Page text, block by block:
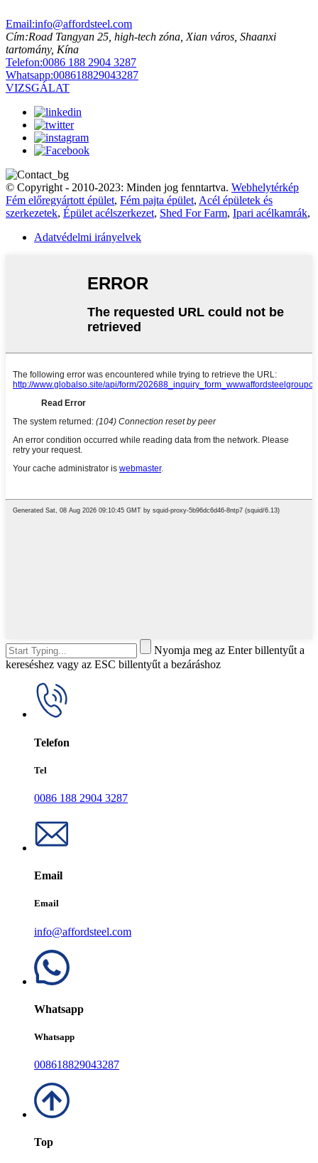
Email:info@affordsteel.com
Cím:Road Tangyan 25, high-tech zóna, Xian város, Shaanxi
tartomány, Kína
Telefon:0086 188 2904 3287
Whatsapp:008618829043287
VIZSGÁLAT
© Copyright - 2010-2023: Minden jog fenntartva. Webhelytérkép
Fém előregyártott épület, Fém pajta épület, Acél épületek és
szerkezetek, Épület acélszerkezet, Shed For Farm, Ipari acélkamrák,
Adatvédelmi irányelvek
Nyomja meg az Enter billentyűt a
kereséshez vagy az ESC billentyűt a bezáráshoz
Telefon
Tel
0086 188 2904 3287
Email
Email
info@affordsteel.com
Whatsapp
Whatsapp
008618829043287
Top